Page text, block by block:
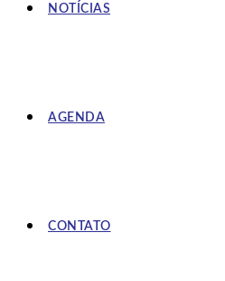
NOTÍCIAS
AGENDA
CONTATO